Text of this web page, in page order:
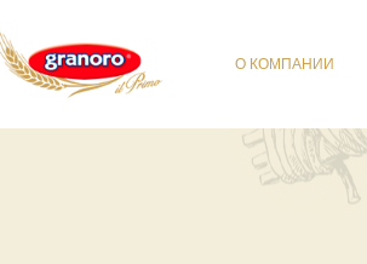
О КОМПАНИИ